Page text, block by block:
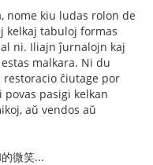
nome kiu ludas rolon de
kelkaj tabuloj formas
ni. Iliajn ĵurnalojn kaj
malkara. Ni du
ĉiutage por
pasigi kelkan
aŭ vendos aŭ
微笑...